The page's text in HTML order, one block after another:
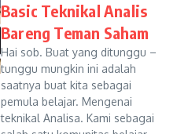
Basic Teknikal Analis
Bareng Teman Saham
Hai sob. Buat yang ditunggu –
tunggu mungkin ini adalah
saatnya buat kita sebagai
pemula belajar. Mengenai
teknikal Analisa. Kami sebagai